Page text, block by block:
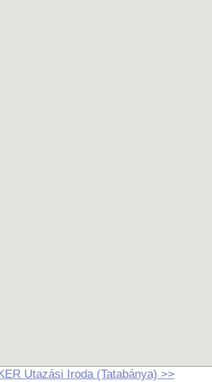
Utazási Iroda (Tatabánya) >>